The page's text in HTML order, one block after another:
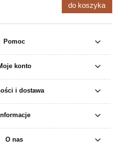
do koszyka
Pomoc
konto
i dostawa
Informacje
O nas